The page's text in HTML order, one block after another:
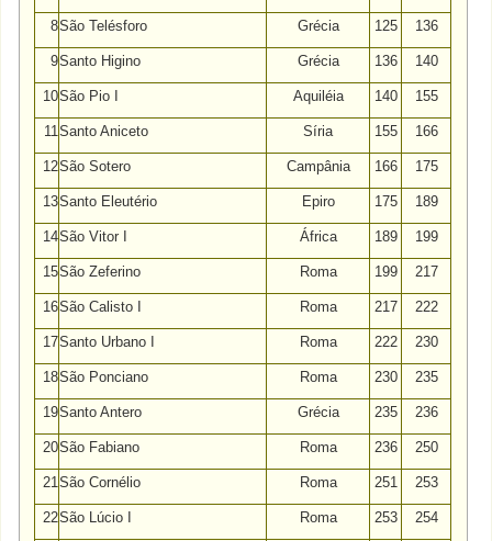
8São Telésforo Grécia 125 136
9Santo Higino Grécia 136 140
10São Pio I Aquiléia 140 155
11Santo Aniceto Síria 155 166
12São Sotero Campânia 166 175
13Santo Eleutério Epiro 175 189
14São Vitor I África 189 199
15São Zeferino Roma 199 217
16São Calisto I Roma 217 222
17Santo Urbano I Roma 222 230
18São Ponciano Roma 230 235
19Santo Antero Grécia 235 236
20São Fabiano Roma 236 250
21São Cornélio Roma 251 253
22São Lúcio I Roma 253 254